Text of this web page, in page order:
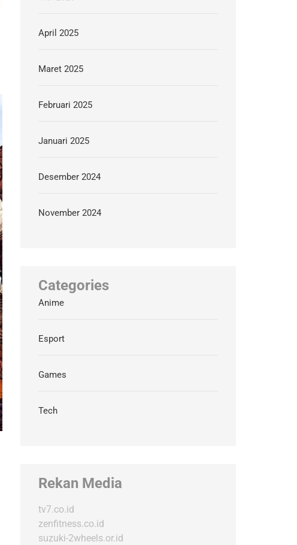
April 2025
Maret 2025
Februari 2025
Januari 2025
Desember 2024
November 2024
Categories
Anime
Esport
Games
Tech
Rekan Media
tv7.co.id
zenfitness.co.id
suzuki-2wheels.or.id